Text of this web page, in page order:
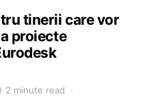
tinerii care vor
proiecte
2 minute read